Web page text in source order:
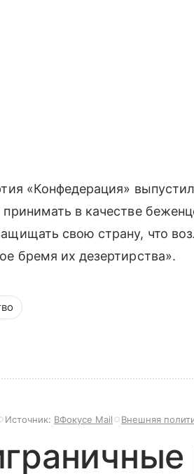
«Конфедерация»
в качестве
свою страну, что
бремя их дезертирства».
Источник: ВФокусе Mail Внешняя